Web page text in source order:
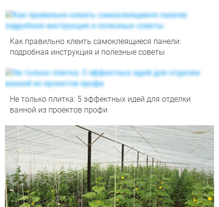
Как правильно клеить самоклеящиеся панели:
подробная инструкция и полезные советы
Не только плитка: 5 эффектных идей для отделки
ванной из проектов профи